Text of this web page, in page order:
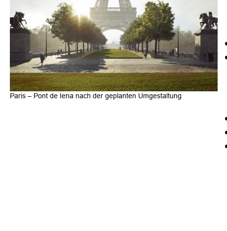
Paris – Pont de Iena nach der geplanten Umgestaltung